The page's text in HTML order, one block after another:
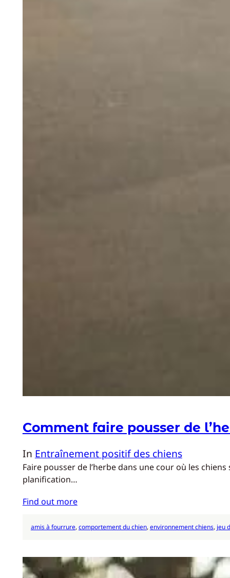
Comment faire pousser de
In Entraînement positif des chiens
Faire pousser de l’herbe dans une cour où les
planification…
Find out more
amis à fourrure, comportement du chien, environnement chiens, jeu